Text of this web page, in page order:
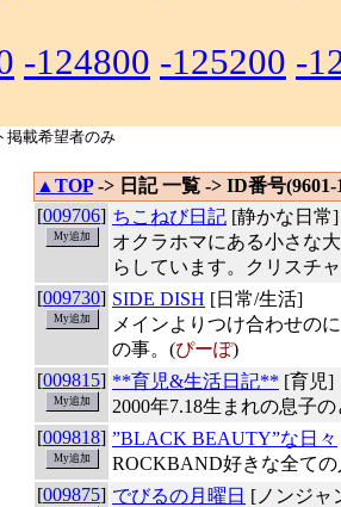
-124800 -125200 -
載希望者のみ
▲TOP-> 日記 一覧 -> ID番号(9601-
[009706] ちこねび日記 [静かな日常]
オクラホマにある小さな
らしています。クリスチ
[009730] SIDE DISH [日常/生活]
メインよりつけ合わせの
の事。(ぴーぽ)
[009815] **育児&生活日記** [育児]
2000年7.18生まれの息子
[009818] ”BLACK BEAUTY”な日々
ROCKBAND好きな全て
[009875] でびるの月曜日 [ノンジャ